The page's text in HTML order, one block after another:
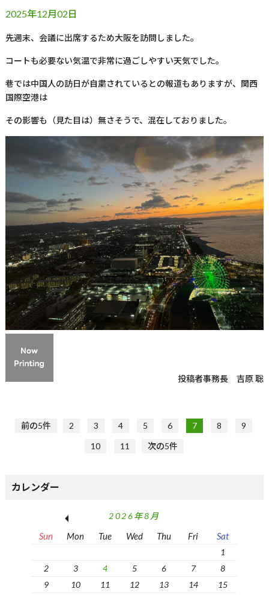
2025年12月02日
先週末、会議に出席するため大阪を訪問しました。
コートも必要ない気温で非常に過ごしやすい天気でした。
巷では中国人の訪日が自粛されているとの報道もありますが、関西
国際空港は
その影響も（見た目は）無さそうで、混在しておりました。
投稿者事務長 吉原 聡
前の5件 2 3 4 5 6 7 8
9
10
11 次の5件
カレンダー
2026年8月
Sun Mon Tue Wed Thu Fri Sat
1
2
3 4 5 6 7
8
9
10 11 12 13 14
15